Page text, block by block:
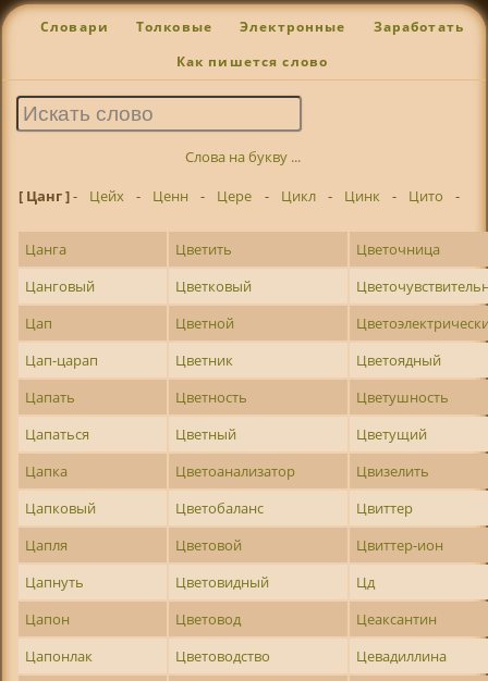
Словари Толковые Электронные Заработать
Как пишется слово
Слова на букву ...
[ Цанг ]- Цейх - Ценн - Цере - Цикл - Цинк - Цито -
Цанга Цветить
Цветочница
Цанговый
Цветковый
Цап
Цветной
Цап-царап
Цветник
Цветоядный
Цапать
Цветность
Цветушность
Цапаться
Цветный
Цветущий
Цапка
Цветоанализатор
Цвизелить
Цапковый
Цветобаланс
Цвиттер
Цапля
Цветовой
Цвиттер-ион
Цапнуть
Цветовидный
Цд
Цапон
Цветовод
Цеаксантин
Цапонлак
Цветоводство
Цевадиллина